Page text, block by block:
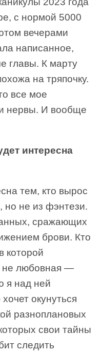
с нормой 5000
вечерами
написанное,
главы. К марту
на тряпочку.
все мое
нервы. И вообще
интересна
тем, кто вырос
но не из фэнтези.
сражающих
брови. Кто
которой
не любовная —
я над ней
окунуться
разноплановых
свои тайны
следить